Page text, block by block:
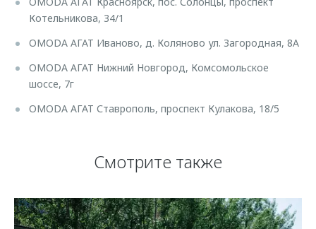
Запчасти
Котельникова, 34/1
OMODA АГАТ Иваново, д. Коляново ул. Загородная, 8А
OMODA АГАТ Нижний Новгород, Комсомольское
шоссе, 7г
OMODA АГАТ Ставрополь, проспект Кулакова, 18/5
Смотрите также